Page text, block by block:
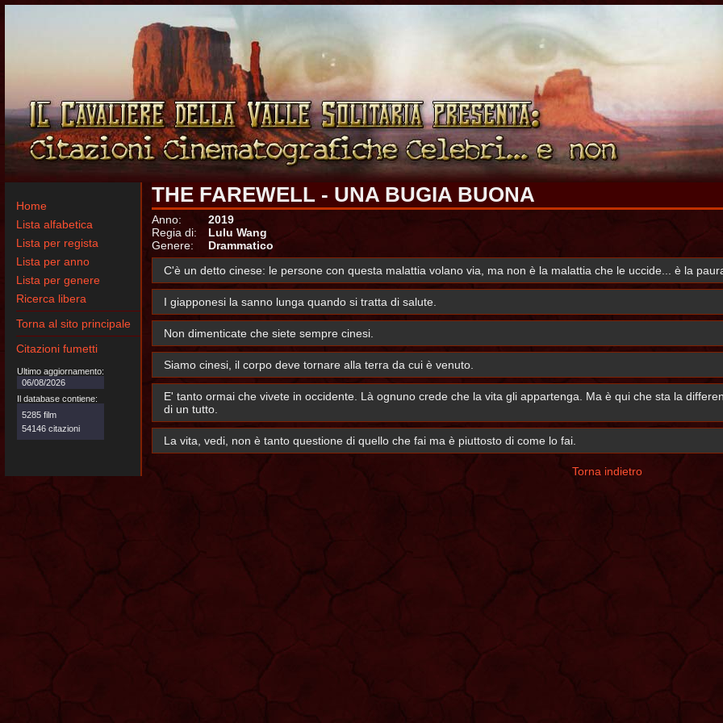
Home
Lista alfabetica
Lista per regista
Lista per anno
Lista per genere
Ricerca libera
Torna al sito principale
Citazioni fumetti
Ultimo aggiornamento:
06/08/2026
Il database contiene:
5285 film
54146 citazioni
THE FAREWELL - UNA BUGIA BUONA
Anno:
2019
Regia di:
Lulu Wang
Genere:
Drammatico
C'è un detto cinese: le persone con questa malattia volano via, ma non è la malattia che le uccide... è la
I giapponesi la sanno lunga quando si tratta di salute.
Non dimenticate che siete sempre cinesi.
Siamo cinesi, il corpo deve tornare alla terra da cui è venuto.
E' tanto ormai che vivete in occidente. Là ognuno crede che la vita gli appartenga. Ma è qui che sta la
di un tutto.
La vita, vedi, non è tanto questione di quello che fai ma è piuttosto di come lo fai.
Torna indietro